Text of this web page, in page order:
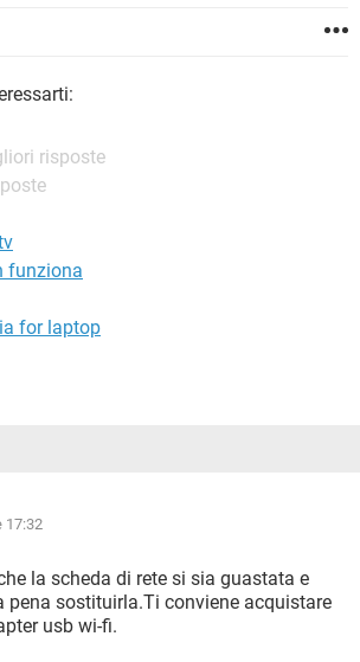
spiegazioni grazie.
risposte
funziona
for laptop
17:32
la scheda di rete si sia guastata e
pena sostituirla.Ti conviene acquistare
usb wi-fi.